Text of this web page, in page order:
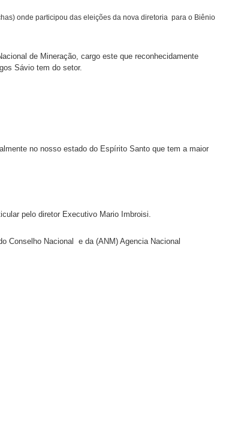
onde participou das eleições da nova diretoria para o Biênio
de Mineração, cargo este que reconhecidamente
Sávio tem do setor.
no nosso estado do Espírito Santo que tem a maior
pelo diretor Executivo Mario Imbroisi.
Conselho Nacional e da (ANM) Agencia Nacional